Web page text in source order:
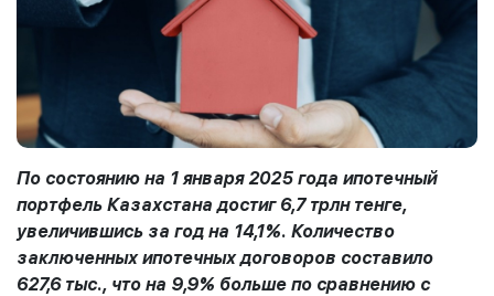
По состоянию на 1 января 2025 года ипотечный
портфель Казахстана достиг 6,7 трлн тенге,
увеличившись за год на 14,1%. Количество
заключенных ипотечных договоров составило
627,6 тыс., что на 9,9% больше по сравнению с